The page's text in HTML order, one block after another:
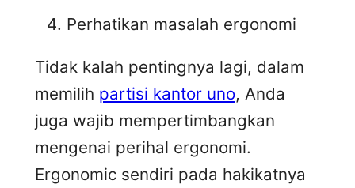
Perhatikan masalah ergonomi
Tidak kalah pentingnya lagi, dalam
memilih partisi kantor uno, Anda
juga wajib mempertimbangkan
mengenai perihal ergonomi.
Ergonomic sendiri pada hakikatnya